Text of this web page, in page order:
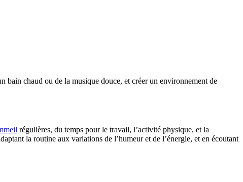
bain chaud ou de la musique douce, et créer un environnement de
régulières, du temps pour le travail, l’activité physique, et la
la routine aux variations de l’humeur et de l’énergie, et en écoutant